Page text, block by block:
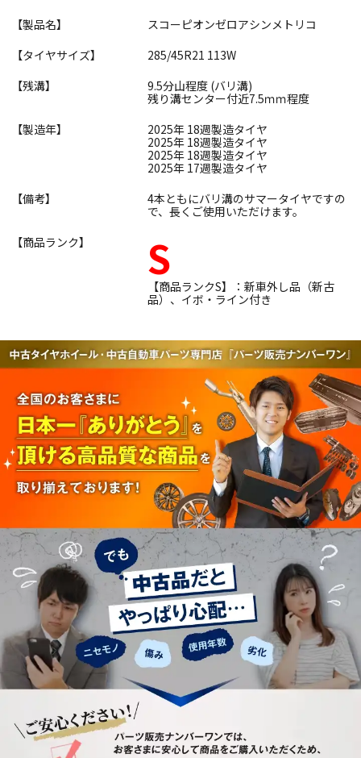
【製品名】
スコーピオンゼロアシンメトリコ
【タイヤサイズ】
285/45R21 113W
【残溝】
9.5分山程度 (バリ溝)
残り溝センター付近7.5ｍｍ程度
【製造年】
2025年 18週製造タイヤ
2025年 18週製造タイヤ
2025年 18週製造タイヤ
2025年 17週製造タイヤ
【備考】
4本ともにバリ溝のサマータイヤですの
で、長くご使用いただけます。
【商品ランク】
S
【商品ランクS】：新車外し品（新古
品）、イボ・ライン付き